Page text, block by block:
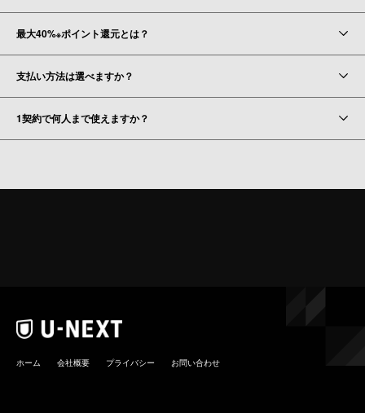
最大40%※ポイント還元とは？
支払い方法は選べますか？
1契約で何人まで使えますか？
ホーム 会社概要 プライバシー お問い合わせ